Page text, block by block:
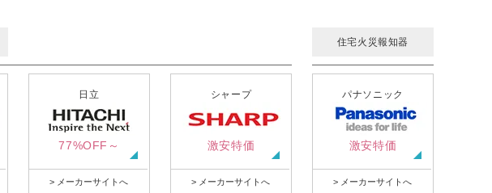
住宅火災報知器
日立
77%OFF～
> メーカーサイトへ
シャープ
激安特価
> メーカーサイトへ
パナソニック
激安特価
> メーカーサイトへ